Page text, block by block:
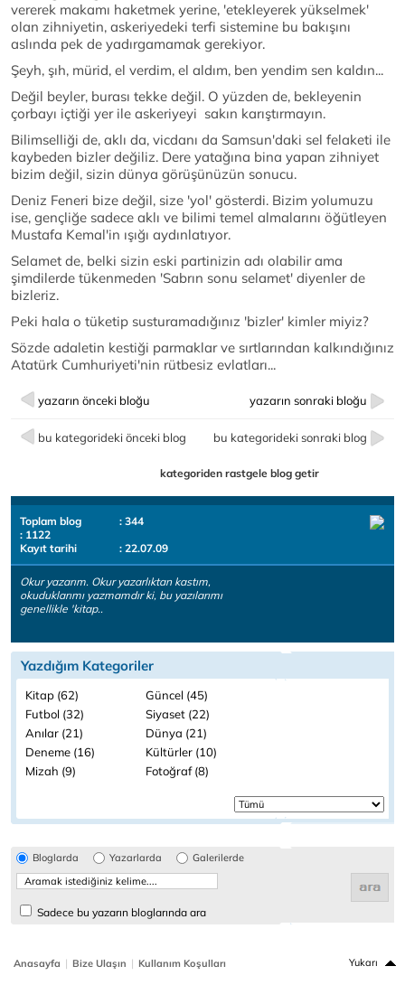
vererek makamı haketmek yerine, 'etekleyerek yükselmek'
olan zihniyetin, askeriyedeki terfi sistemine bu bakışını
aslında pek de yadırgamamak gerekiyor.
Şeyh, şıh, mürid, el verdim, el aldım, ben yendim sen kaldın...
Değil beyler, burası tekke değil. O yüzden de, bekleyenin
çorbayı içtiği yer ile askeriyeyi sakın karıştırmayın.
Bilimselliği de, aklı da, vicdanı da Samsun'daki sel felaketi ile
kaybeden bizler değiliz. Dere yatağına bina yapan zihniyet
bizim değil, sizin dünya görüşünüzün sonucu.
Deniz Feneri bize değil, size 'yol' gösterdi. Bizim yolumuzu
ise, gençliğe sadece aklı ve bilimi temel almalarını öğütleyen
Mustafa Kemal'in ışığı aydınlatıyor.
Selamet de, belki sizin eski partinizin adı olabilir ama
şimdilerde tükenmeden 'Sabrın sonu selamet' diyenler de
bizleriz.
Peki hala o tüketip susturamadığınız 'bizler' kimler miyiz?
Sözde adaletin kestiği parmaklar ve sırtlarından kalkındığınız
Atatürk Cumhuriyeti'nin rütbesiz evlatları...
yazarın önceki bloğu yazarın sonraki bloğu
bu kategorideki önceki blog bu kategorideki sonraki blog
kategoriden rastgele blog getir
Toplam blog
: 344
: 1122
Kayıt tarihi
: 22.07.09
Okur yazarım. Okur yazarlıktan kastım,
okuduklarımı yazmamdır ki, bu yazılarımı
genellikle 'kitap..
Yazdığım Kategoriler
Kitap (62)
Güncel (45)
Futbol (32)
Siyaset (22)
Anılar (21)
Dünya (21)
Deneme (16)
Kültürler (10)
Mizah (9)
Fotoğraf (8)
Bloglarda Yazarlarda Galerilerde
Sadece bu yazarın bloglarında ara
Anasayfa | Bize Ulaşın | Kullanım Koşulları Yukarı